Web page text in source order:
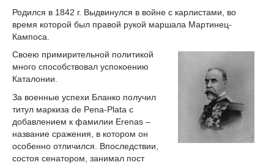
Родился в 1842 г. Выдвинулся в войне с карлистами, во
время которой был правой рукой маршала Мартинец-
Кампоса.
Своею примирительной политикой
много способствовал успокоению
Каталонии.
За военные успехи Бланко получил
титул маркиза de Pena-Plata с
добавлением к фамилии Erenas –
название сражения, в котором он
особенно отличился. Впоследствии,
состоя сенатором, занимал пост